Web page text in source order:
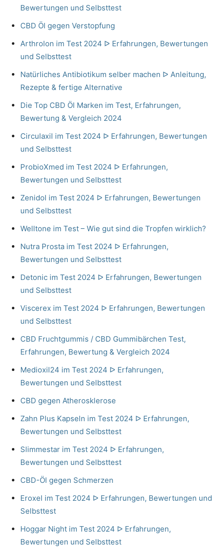
Bewertungen und Selbsttest
CBD Öl gegen Verstopfung
Arthrolon im Test 2024 ᐅ Erfahrungen, Bewertungen
und Selbsttest
Natürliches Antibiotikum selber machen ᐅ Anleitung,
Rezepte & fertige Alternative
Die Top CBD Öl Marken im Test, Erfahrungen,
Bewertung & Vergleich 2024
Circulaxil im Test 2024 ᐅ Erfahrungen, Bewertungen
und Selbsttest
ProbioXmed im Test 2024 ᐅ Erfahrungen,
Bewertungen und Selbsttest
Zenidol im Test 2024 ᐅ Erfahrungen, Bewertungen
und Selbsttest
Welltone im Test – Wie gut sind die Tropfen wirklich?
Nutra Prosta im Test 2024 ᐅ Erfahrungen,
Bewertungen und Selbsttest
Detonic im Test 2024 ᐅ Erfahrungen, Bewertungen
und Selbsttest
Viscerex im Test 2024 ᐅ Erfahrungen, Bewertungen
und Selbsttest
CBD Fruchtgummis / CBD Gummibärchen Test,
Erfahrungen, Bewertung & Vergleich 2024
Medioxil24 im Test 2024 ᐅ Erfahrungen,
Bewertungen und Selbsttest
CBD gegen Atherosklerose
Zahn Plus Kapseln im Test 2024 ᐅ Erfahrungen,
Bewertungen und Selbsttest
Slimmestar im Test 2024 ᐅ Erfahrungen,
Bewertungen und Selbsttest
CBD-Öl gegen Schmerzen
Eroxel im Test 2024 ᐅ Erfahrungen, Bewertungen und
Selbsttest
Hoggar Night im Test 2024 ᐅ Erfahrungen,
Bewertungen und Selbsttest